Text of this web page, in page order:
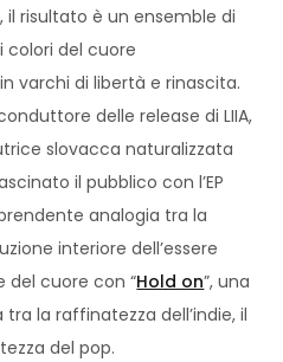
il risultato è un ensemble di
colori del cuore
varchi di libertà e rinascita.
delle release di LIIA,
slovacca naturalizzata
il pubblico con l’EP
analogia tra la
interiore dell’essere
del cuore con “Hold on”, una
la raffinatezza dell’indie, il
del pop.